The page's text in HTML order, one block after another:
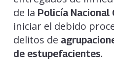
de la Policía Nacional
iniciar el debido
delitos de
de estupefacientes.